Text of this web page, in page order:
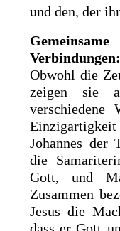
und den, der
Verbindungen:
Obwohl die
zeigen sie
verschiedene
Einzigartigkeit
Johannes der
die
Gott, und
Zusammen
Jesus die
dass er Gott